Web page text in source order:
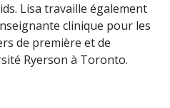
Lisa travaille également
clinique pour les
de première et de
Ryerson à Toronto.